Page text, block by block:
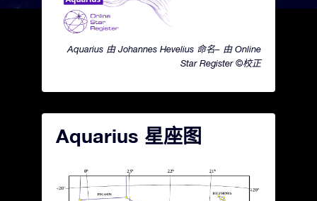
Aquarius 由 Johannes Hevelius 命名– 由 Online
Star Register ©校正
Aquarius 星座图